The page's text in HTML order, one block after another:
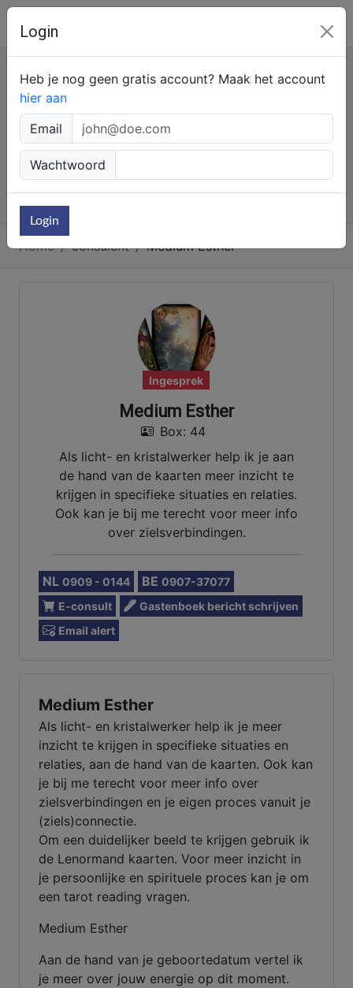
Angeleyes.TV
BE 0907-37077
Home consulent Medium Esther
Ingesprek
Medium Esther
Box: 44
Als licht- en kristalwerker help ik je aan
de hand van de kaarten meer inzicht te
krijgen in specifieke situaties en relaties.
Ook kan je bij me terecht voor meer info
over zielsverbindingen.
NL 0909 - 0144 BE 0907-37077
E-consult
Gastenboek bericht schrijven
Email alert
Medium Esther
Als licht- en kristalwerker help ik je meer
inzicht te krijgen in specifieke situaties en
relaties, aan de hand van de kaarten. Ook kan
je bij me terecht voor meer info over
zielsverbindingen en je eigen proces vanuit je
(ziels)connectie.
Om een duidelijker beeld te krijgen gebruik ik
de Lenormand kaarten. Voor meer inzicht in
je persoonlijke en spirituele proces kan je om
een tarot reading vragen.
Medium Esther
Aan de hand van je geboortedatum vertel ik
je meer over jouw energie op dit moment.
Login
Heb je nog geen gratis account? Maak het account
hier aan
Email
Wachtwoord
Login